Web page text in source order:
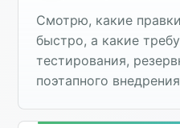
Смотрю, какие
быстро, а какие
тестирования,
поэтапного